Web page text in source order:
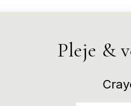
Pleje &